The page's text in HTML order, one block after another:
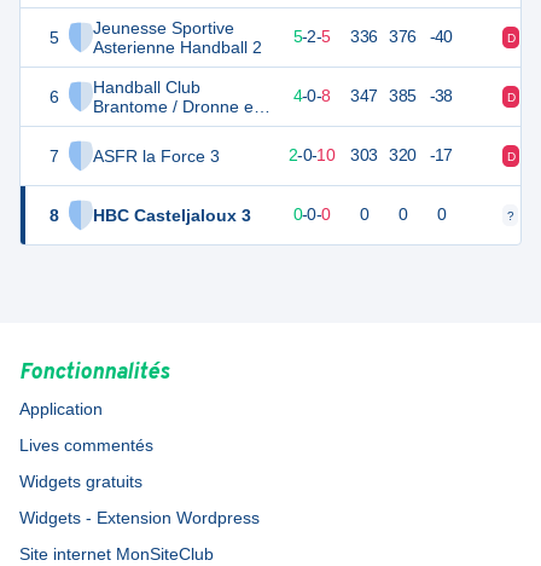
5
Jeunesse Sportive
Asterienne Handball 2
6
Handball Club
Brantome / Dronne et
Belle 2
7
ASFR la Force 3
8 HBC Casteljaloux 3
22 12 5-2-5 336 376 -40 D
4-0-8 347 385 -38 D
16 2-0-10 303 320 -17 D
0 0-0-0 0 0 0 ?
Fonctionnalités
Application
Lives commentés
Widgets gratuits
Widgets - Extension Wordpress
Site internet MonSiteClub